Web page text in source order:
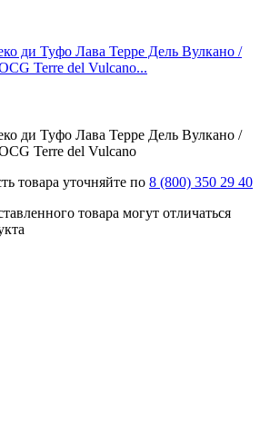
ди Туфо Лава Терре Дель Вулкано /
Terre del Vulcano...
ди Туфо Лава Терре Дель Вулкано /
Terre del Vulcano
товара уточняйте по 8 (800) 350 29 40
товара могут отличаться